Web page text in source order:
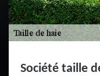
Société taille